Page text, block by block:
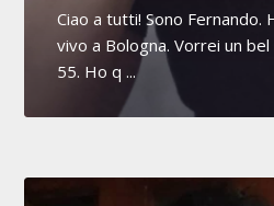
Ciao a tutti! Sono Fernando.
vivo a Bologna. Vorrei un
55. Ho q ...